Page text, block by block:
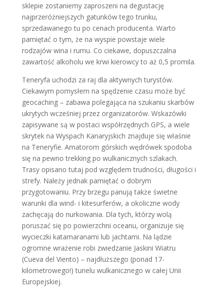
sklepie zostaniemy zaproszeni na degustację
najprzeróżniejszych gatunków tego trunku,
sprzedawanego tu po cenach producenta. Warto
pamiętać o tym, że na wyspie powstaje wiele
rodzajów wina i rumu. Co ciekawe, dopuszczalna
zawartość alkoholu we krwi kierowcy to aż 0,5 promila.
Teneryfa uchodzi za raj dla aktywnych turystów.
Ciekawym pomysłem na spędzenie czasu może być
geocaching – zabawa polegająca na szukaniu skarbów
ukrytych wcześniej przez organizatorów. Wskazówki
zapisywane są w postaci współrzędnych GPS, a wiele
skrytek na Wyspach Kanaryjskich znajduje się właśnie
na Teneryfie. Amatorom górskich wędrówek spodoba
się na pewno trekking po wulkanicznych szlakach.
Trasy opisano tutaj pod względem trudności, długości i
strefy. Należy jednak pamiętać o dobrym
przygotowaniu. Przy brzegu panują także świetne
warunki dla wind- i kitesurferów, a okoliczne wody
zachęcają do nurkowania. Dla tych, którzy wolą
poruszać się po powierzchni oceanu, organizuje się
wycieczki katamaranami lub jachtami. Na lądzie
ogromne wrażenie robi zwiedzanie Jaskini Wiatru
(Cueva del Viento) – najdłuższego (ponad 17-
kilometrowego!) tunelu wulkanicznego w całej Unii
Europejskiej.